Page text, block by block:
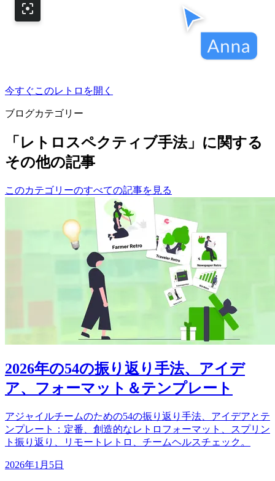
今すぐこのレトロを開く
ブログカテゴリー
「レトロスペクティブ手法」に関する
その他の記事
このカテゴリーのすべての記事を見る
2026年の54の振り返り手法、アイデ
ア、フォーマット＆テンプレート
アジャイルチームのための54の振り返り手法、アイデアとテ
ンプレート：定番、創造的なレトロフォーマット、スプリン
ト振り返り、リモートレトロ、チームヘルスチェック。
2026年1月5日